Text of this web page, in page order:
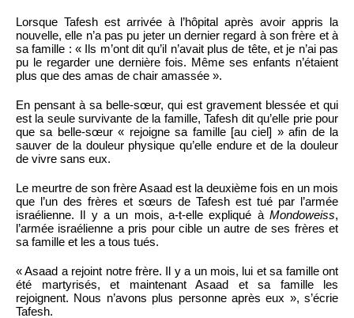
Lorsque Tafesh est arrivée à l’hôpital après avoir appris la
nouvelle, elle n’a pas pu jeter un dernier regard à son frère et à
sa famille : « Ils m’ont dit qu’il n’avait plus de tête, et je n’ai pas
pu le regarder une dernière fois. Même ses enfants n’étaient
plus que des amas de chair amassée ».
En pensant à sa belle-sœur, qui est gravement blessée et qui
est la seule survivante de la famille, Tafesh dit qu’elle prie pour
que sa belle-sœur « rejoigne sa famille [au ciel] » afin de la
sauver de la douleur physique qu’elle endure et de la douleur
de vivre sans eux.
Le meurtre de son frère Asaad est la deuxième fois en un mois
que l’un des frères et sœurs de Tafesh est tué par l’armée
israélienne. Il y a un mois, a-t-elle expliqué à Mondoweiss,
l’armée israélienne a pris pour cible un autre de ses frères et
sa famille et les a tous tués.
« Asaad a rejoint notre frère. Il y a un mois, lui et sa famille ont
été martyrisés, et maintenant Asaad et sa famille les
rejoignent. Nous n’avons plus personne après eux », s’écrie
Tafesh.